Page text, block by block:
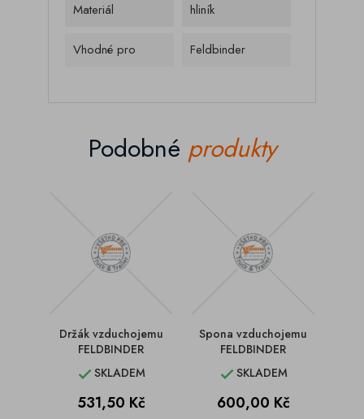
Materiál
hliník
Vhodné pro Feldbinder
Podobné produkty
Držák vzduchojemu
FELDBINDER
SKLADEM
Cena
531,50 Kč
Spona vzduchojemu
FELDBINDER
SKLADEM
Cena
600,00 Kč